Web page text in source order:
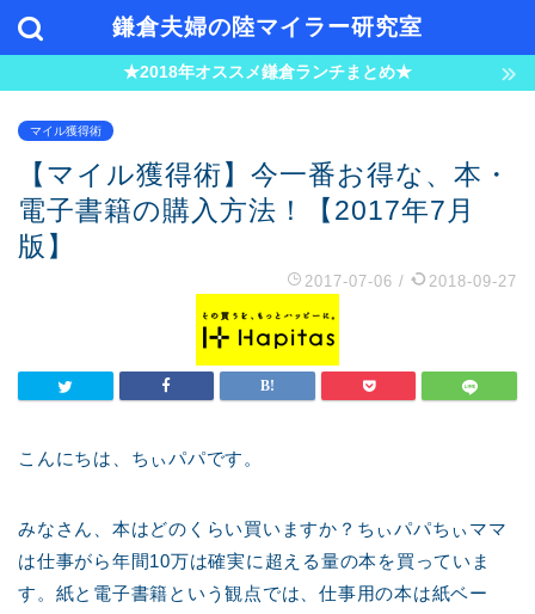
鎌倉夫婦の陸マイラー研究室
★2018年オススメ鎌倉ランチまとめ★
マイル獲得術
【マイル獲得術】今一番お得な、本・
電子書籍の購入方法！【2017年7月
版】
2017-07-06 / 2018-09-27
こんにちは、ちぃパパです。
みなさん、本はどのくらい買いますか？ちぃパパちぃママ
は仕事がら年間10万は確実に超える量の本を買っていま
す。紙と電子書籍という観点では、仕事用の本は紙ベー